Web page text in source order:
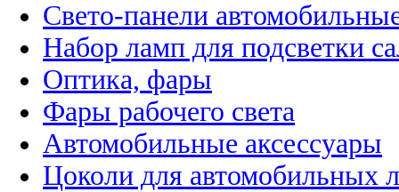
Свето-панели
Набор ламп для подсветки
Оптика, фары
Фары рабочего света
Автомобильные аксессуары
Цоколи для автомобильных